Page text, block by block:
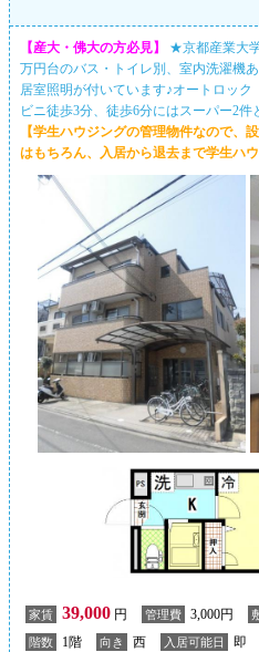
【産大・佛大の方必見】
★京都産業大
万円台のバス・トイレ別、室内洗濯機
居室照明が付いています♪オートロッ
ビニ徒歩3分、徒歩6分にはスーパー2件
【学生ハウジングの管理物件なので、
はもちろん、入居から退去まで学生ハ
家賃 39,000 円 管理費 3,000円
階数 1階 向き 西 入居可能日
即